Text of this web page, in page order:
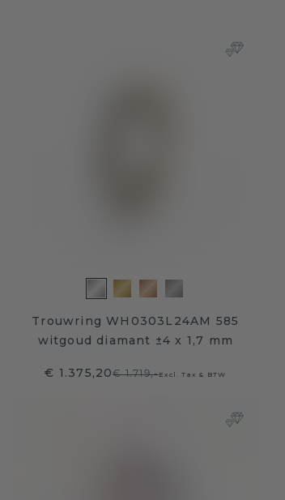
Trouwring WH0303L24AM 585
witgoud diamant ±4 x 1,7 mm
€ 1.375,20€ 1.719,-Excl. Tax & BTW